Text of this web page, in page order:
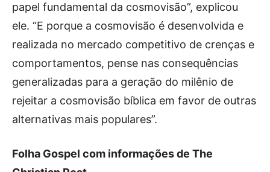
papel fundamental da cosmovisão”, explicou
ele. “E porque a cosmovisão é desenvolvida e
realizada no mercado competitivo de crenças e
comportamentos, pense nas consequências
generalizadas para a geração do milênio de
rejeitar a cosmovisão bíblica em favor de outras
alternativas mais populares”.
Folha Gospel com informações de The